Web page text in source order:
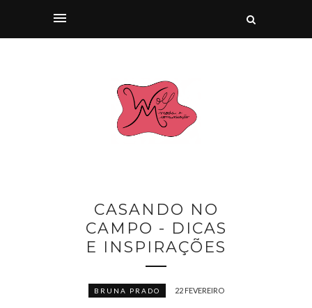
CASANDO NO
CAMPO - DICAS
E INSPIRAÇÕES
BRUNA PRADO 22 FEVEREIRO